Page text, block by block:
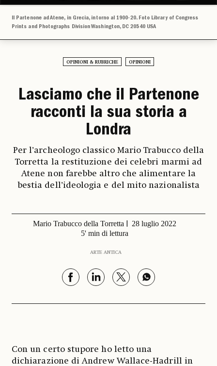
Il Partenone ad Atene, in Grecia, intorno al 1900-20. Foto Library of Congress
Prints and Photographs Division Washington, DC 20540 USA
OPINIONI & RUBRICHE OPINIONI
Lasciamo che il Partenone
racconti la sua storia a
Londra
Per l’archeologo classico Mario Trabucco della
Torretta la restituzione dei celebri marmi ad
Atene non farebbe altro che alimentare la
bestia dell’ideologia e del mito nazionalista
Mario Trabucco della Torretta
28 luglio 2022
5' min di lettura
ARTE ANTICA
Con un certo stupore ho letto una
dichiarazione di Andrew Wallace-Hadrill in